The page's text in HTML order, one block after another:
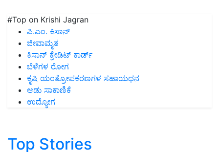
#Top on Krishi Jagran
ಪಿ.ಎಂ. ಕಿಸಾನ್
ಜೀವಾಮೃತ
ಕಿಸಾನ್ ಕ್ರೇಡಿಟ್ ಕಾರ್ಡ್
ಬೆಳೆಗಳ ರೋಗ
ಕೃಷಿ ಯಂತ್ರೋಪಕರಣಗಳ ಸಹಾಯಧನ
ಆಡು ಸಾಕಾಣಿಕೆ
ಉದ್ಯೋಗ
Top Stories